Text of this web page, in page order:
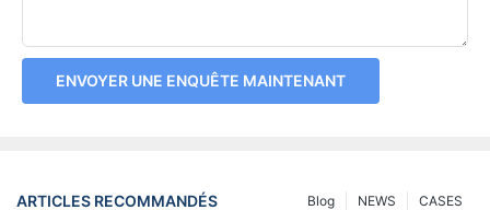
ENVOYER UNE ENQUÊTE MAINTENANT
ARTICLES RECOMMANDÉS CASES
NEWS
Blog